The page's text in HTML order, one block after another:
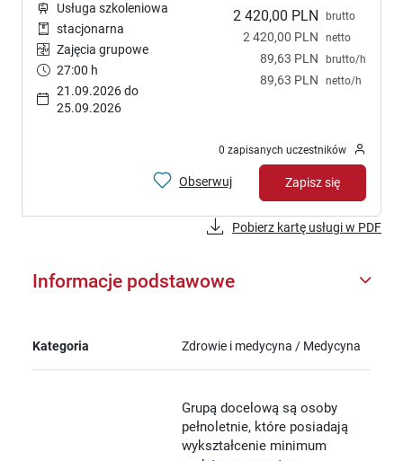
2 420,00 PLN brutto
2 420,00 PLN netto
89,63 PLN brutto/h
89,63 PLN netto/h
Usługa szkoleniowa
stacjonarna
Zajęcia grupowe
27:00 h
21.09.2026 do
25.09.2026
0 zapisanych uczestników
Obserwuj Zapisz się
Pobierz kartę usługi w PDF
Informacje podstawowe
Kategoria Zdrowie i medycyna / Medycyna
Grupą docelową są osoby
pełnoletnie, które posiadają
wykształcenie minimum